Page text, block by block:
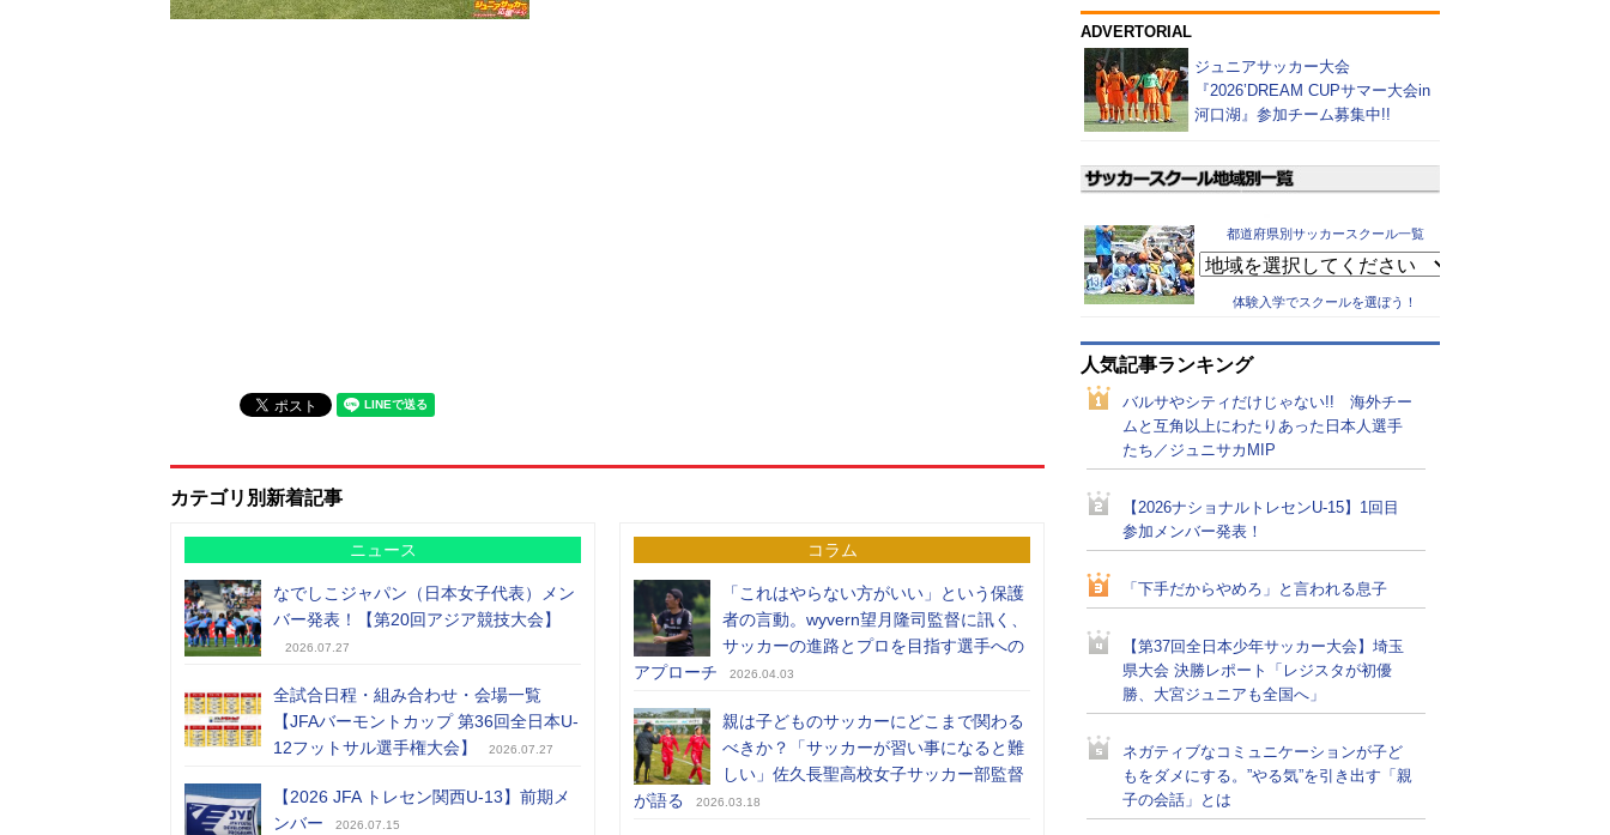
カテゴリ別新着記事
ニュース
なでしこジャパン（日本女子代表）メン
バー発表！【第20回アジア競技大会】
2026.07.27
全試合日程・組み合わせ・会場一覧
【JFAバーモントカップ 第36回全日本U-
12フットサル選手権大会】
2026.07.27
【2026 JFA トレセン関西U-13】前期メ
ンバー
2026.07.15
コラム
「これはやらない方がいい」という保護
者の言動。wyvern望月隆司監督に訊く、
サッカーの進路とプロを目指す選手への
アプローチ
2026.04.03
親は子どものサッカーにどこまで関わる
べきか？「サッカーが習い事になると難
しい」佐久長聖高校女子サッカー部監督
が語る
2026.03.18
ADVERTORIAL
ジュニアサッカー大会
『2026’DREAM CUPサマー大会in
河口湖』参加チーム募集中!!
都道府県別サッカースクール一覧
体験入学でスクールを選ぼう！
人気記事ランキング
バルサやシティだけじゃない!! 海外チー
ムと互角以上にわたりあった日本人選手
たち／ジュニサカMIP
【2026ナショナルトレセンU-15】1回目
参加メンバー発表！
「下手だからやめろ」と言われる息子
【第37回全日本少年サッカー大会】埼玉
県大会 決勝レポート「レジスタが初優
勝、大宮ジュニアも全国へ」
ネガティブなコミュニケーションが子ど
もをダメにする。”やる気”を引き出す「親
子の会話」とは